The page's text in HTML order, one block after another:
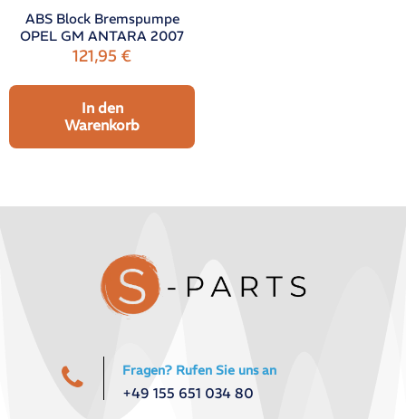
ABS Block Bremspumpe
OPEL GM ANTARA 2007
121,95€
In den
Warenkorb
Fragen? Rufen Sie uns an
+49 155 651 034 80